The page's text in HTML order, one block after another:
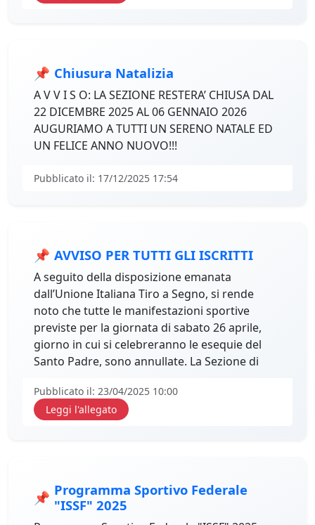
📌 Chiusura Natalizia
A V V I S O: LA SEZIONE RESTERA’ CHIUSA DAL
22 DICEMBRE 2025 AL 06 GENNAIO 2026
AUGURIAMO A TUTTI UN SERENO NATALE ED
UN FELICE ANNO NUOVO!!!
Pubblicato il: 17/12/2025 17:54
📌 AVVISO PER TUTTI GLI ISCRITTI
A seguito della disposizione emanata
dall’Unione Italiana Tiro a Segno, si rende
noto che tutte le manifestazioni sportive
previste per la giornata di sabato 26 aprile,
giorno in cui si celebreranno le esequie del
Santo Padre, sono annullate. La Sezione di
uniforma con rispetto a tale decisione,
sospendendo per l’intera giornata tutte le
Pubblicato il: 23/04/2025 10:00
Leggi l'allegato
📌 Programma Sportivo Federale
"ISSF" 2025